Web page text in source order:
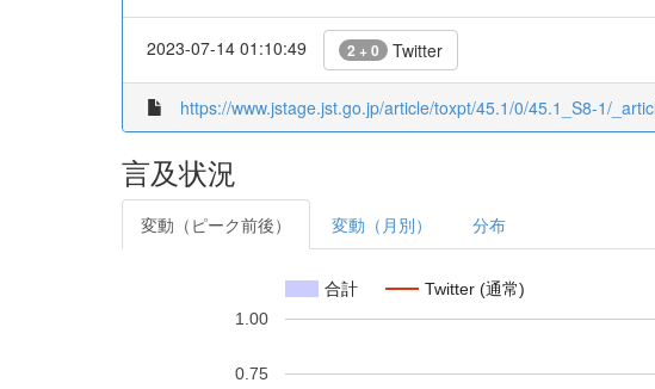
2023-07-14 01:10:49 2 + 0 Twitter
https://www.jstage.jst.go.jp/article/toxpt/45.1/0/45.1_S8-1/
言及状況
変動（ピーク前後） 変動（月別） 分布
合計 Twitter (通常)
0.75
1.00